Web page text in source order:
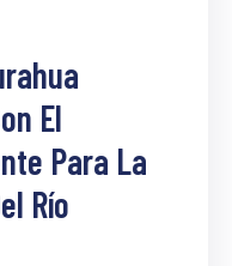
El
Para La
Río